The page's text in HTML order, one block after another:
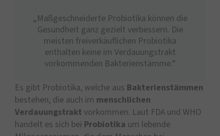
„Maßgeschneiderte Probiotika können die
Gesundheit ganz gezielt verbessern. Die
meisten freiverkäuflichen Probiotika
enthalten keine im Verdauungstrakt
vorkommenden Bakterienstämme.“
Es gibt Probiotika, welche aus Bakterienstämmen
bestehen, die auch im menschlichen
Verdauungstrakt vorkommen. Laut FDA und WHO
handelt es sich bei Probiotika um lebende